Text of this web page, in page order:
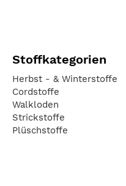
Stoffkategorien
Herbst - & Winterstoffe
Cordstoffe
Walkloden
Strickstoffe
Plüschstoffe